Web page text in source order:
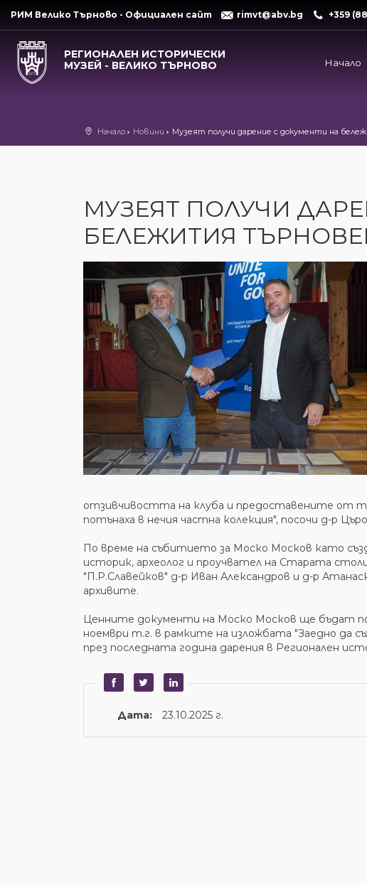
РИМ Велико Търново - Официален сайт rimvt@abv.bg +359
РЕГИОНАЛЕН ИСТОРИЧЕСКИ
МУЗЕЙ - ВЕЛИКО ТЪРНОВО
Начало
Начало Новини Музеят получи дарение с документи на
МУЗЕЯТ ПОЛУЧИ
БЕЛЕЖИТИЯ
отзивчивостта на клуба и предоставените от
потънаха в нечия частна колекция", посочи д-р
По време на събитието за Моско Москов като
историк, археолог и проучвател на Старата
"П.Р.Славейков" д-р Иван Александров и д-р
архивите.
Ценните документи на Моско Москов ще бъдат
ноември т.г. в рамките на изложбата "Заедно да
през последната година дарения в Регионален
Дата: 23.10.2025 г.